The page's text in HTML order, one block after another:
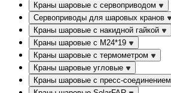
Краны шаровые с сервоприводом
Сервоприводы для шаровых кранов
Краны шаровые с накидной гайкой
Краны шаровые с М24*19
Краны шаровые с термометром
Краны шаровые угловые
Краны шаровые c пресс-соединением